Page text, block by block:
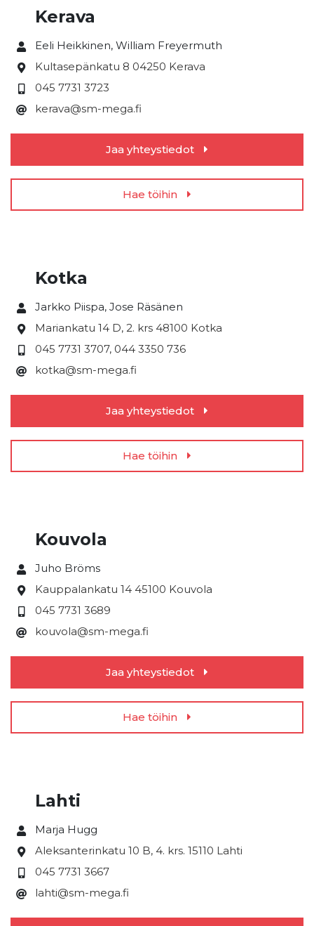
Kerava
Eeli Heikkinen, William Freyermuth
Kultasepänkatu 8 04250 Kerava
045 7731 3723
kerava@sm-mega.fi
Jaa yhteystiedot
Hae töihin
Kotka
Jarkko Piispa, Jose Räsänen
Mariankatu 14 D, 2. krs 48100 Kotka
045 7731 3707, 044 3350 736
kotka@sm-mega.fi
Jaa yhteystiedot
Hae töihin
Kouvola
Juho Bröms
Kauppalankatu 14 45100 Kouvola
045 7731 3689
kouvola@sm-mega.fi
Jaa yhteystiedot
Hae töihin
Lahti
Marja Hugg
Aleksanterinkatu 10 B, 4. krs. 15110 Lahti
045 7731 3667
lahti@sm-mega.fi